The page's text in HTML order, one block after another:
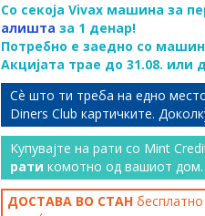
Со секоја Vivax машина за
алишта за 1 денар!
Потребно е заедно со
Акцијата трае до 31.08. или
Сѐ што ти треба на едно
Diners Club картичките.
Купувајте на рати со Mint
рати комотно од вашиот
ДОСТАВА ВО СТАН бесплатно